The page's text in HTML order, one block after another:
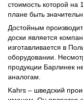
стоимость которой на
плане быть
Достойным
доски является
изготавливается в
оборудовании.
продукции Барлинек
аналогам.
Kahrs – шведский